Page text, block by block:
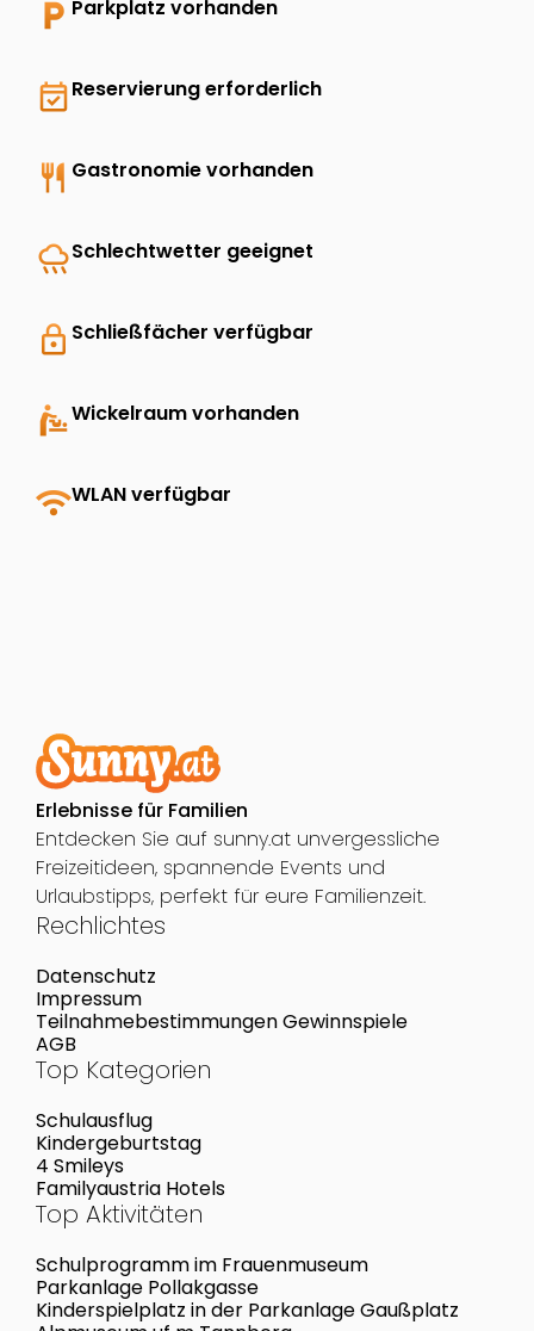
local_parking Parkplatz vorhanden
event_availableReservierung erforderlich
restaurant Gastronomie vorhanden
rainySchlechtwetter geeignet
lock Schließfächer verfügbar
baby_changing_stationWickelraum vorhanden
wifiWLAN verfügbar
Erlebnisse für Familien
Entdecken Sie auf sunny.at unvergessliche
Freizeitideen, spannende Events und
Urlaubstipps, perfekt für eure Familienzeit.
Rechlichtes
Datenschutz
Impressum
Teilnahmebestimmungen Gewinnspiele
AGB
Top Kategorien
Schulausflug
Kindergeburtstag
4 Smileys
Familyaustria Hotels
Top Aktivitäten
Schulprogramm im Frauenmuseum
Parkanlage Pollakgasse
Kinderspielplatz in der Parkanlage Gaußplatz